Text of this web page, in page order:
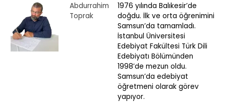
Abdurrahim
Toprak
1976 yılında Balıkesir’de
doğdu. İlk ve orta öğrenimini
Samsun’da tamamladı.
İstanbul Üniversitesi
Edebiyat Fakültesi Türk Dili
Edebiyatı Bölümünden
1998’de mezun oldu.
Samsun’da edebiyat
öğretmeni olarak görev
yapıyor.